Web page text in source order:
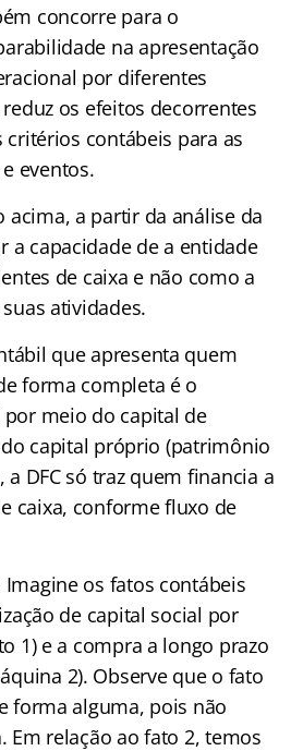
concorre para o
na apresentação
por diferentes
os efeitos decorrentes
contábeis para as
eventos.
acima, a partir da análise da
a capacidade de a entidade
de caixa e não como a
atividades.
que apresenta quem
forma completa é o
meio do capital de
capital próprio (patrimônio
DFC só traz quem financia a
caixa, conforme fluxo de
os fatos contábeis
de capital social por
1) e a compra a longo prazo
2). Observe que o fato
forma alguma, pois não
Em relação ao fato 2, temos